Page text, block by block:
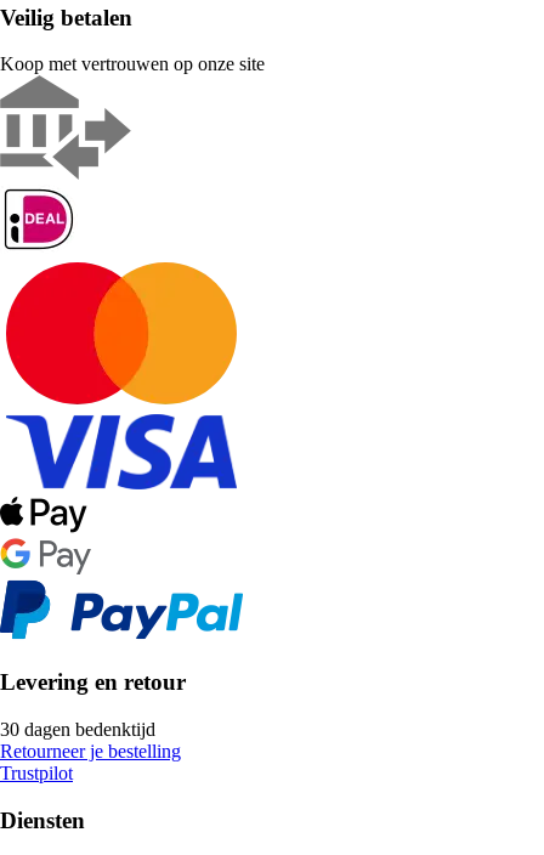
Veilig betalen
Koop met vertrouwen op onze site
Levering en retour
30 dagen bedenktijd
Retourneer je bestelling
Trustpilot
Diensten